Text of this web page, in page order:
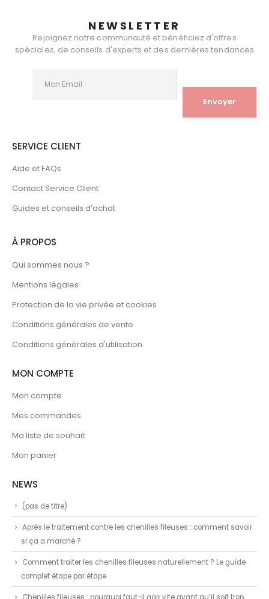
NEWSLETTER
Rejoignez notre communauté et bénéficiez d'offres
spéciales, de conseils d'experts et des dernières tendances
SERVICE CLIENT
Aide et FAQs
Contact Service Client
Guides et conseils d’achat
À PROPOS
Qui sommes nous ?
Mentions légales
Protection de la vie privée et cookies
Conditions générales de vente
Conditions générales d'utilisation
MON COMPTE
Mon compte
Mes commandes
Ma liste de souhait
Mon panier
NEWS
(pas de titre)
Après le traitement contre les chenilles fileuses : comment savoir
si ça a marché ?
Comment traiter les chenilles fileuses naturellement ? Le guide
complet étape par étape